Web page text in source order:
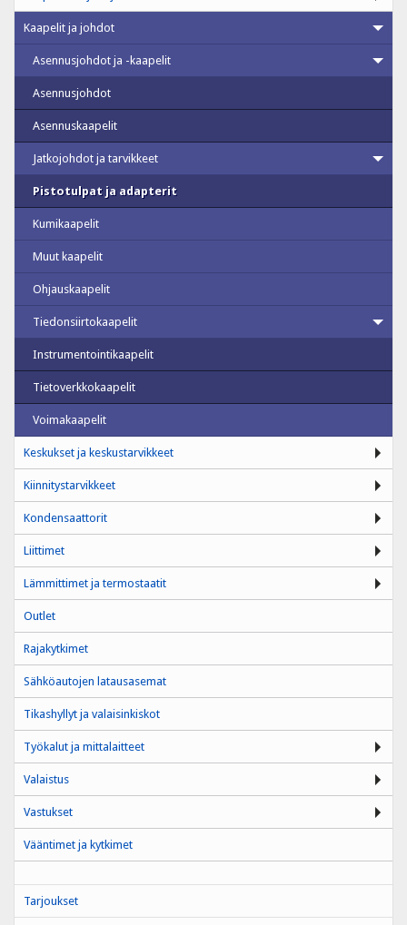
Kaapelit ja johdot
Asennusjohdot ja -kaapelit
Asennusjohdot
Asennuskaapelit
Jatkojohdot ja tarvikkeet
Pistotulpat ja adapterit
Kumikaapelit
Muut kaapelit
Ohjauskaapelit
Tiedonsiirtokaapelit
Instrumentointikaapelit
Tietoverkkokaapelit
Voimakaapelit
Keskukset ja keskustarvikkeet
Kiinnitystarvikkeet
Kondensaattorit
Liittimet
Lämmittimet ja termostaatit
Outlet
Rajakytkimet
Sähköautojen latausasemat
Tikashyllyt ja valaisinkiskot
Työkalut ja mittalaitteet
Valaistus
Vastukset
Vääntimet ja kytkimet
Tarjoukset